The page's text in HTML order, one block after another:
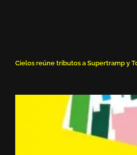
Cielos reúne tributos a Supertramp y